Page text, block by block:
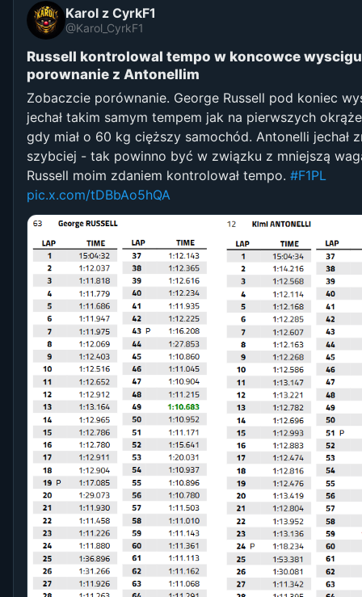
Karol z CyrkF1
@Karol_CyrkF1
Russell kontrolowal tempo w koncowce
porownanie z Antonellim
Zobaczcie porównanie. George Russell pod koniec
jechał takim samym tempem jak na pierwszych
gdy miał o 60 kg cięższy samochód. Antonelli jechał
szybciej - tak powinno być w związku z mniejszą
Russell moim zdaniem kontrolował tempo. #F1PL
pic.x.com/tDBbAo5hQA